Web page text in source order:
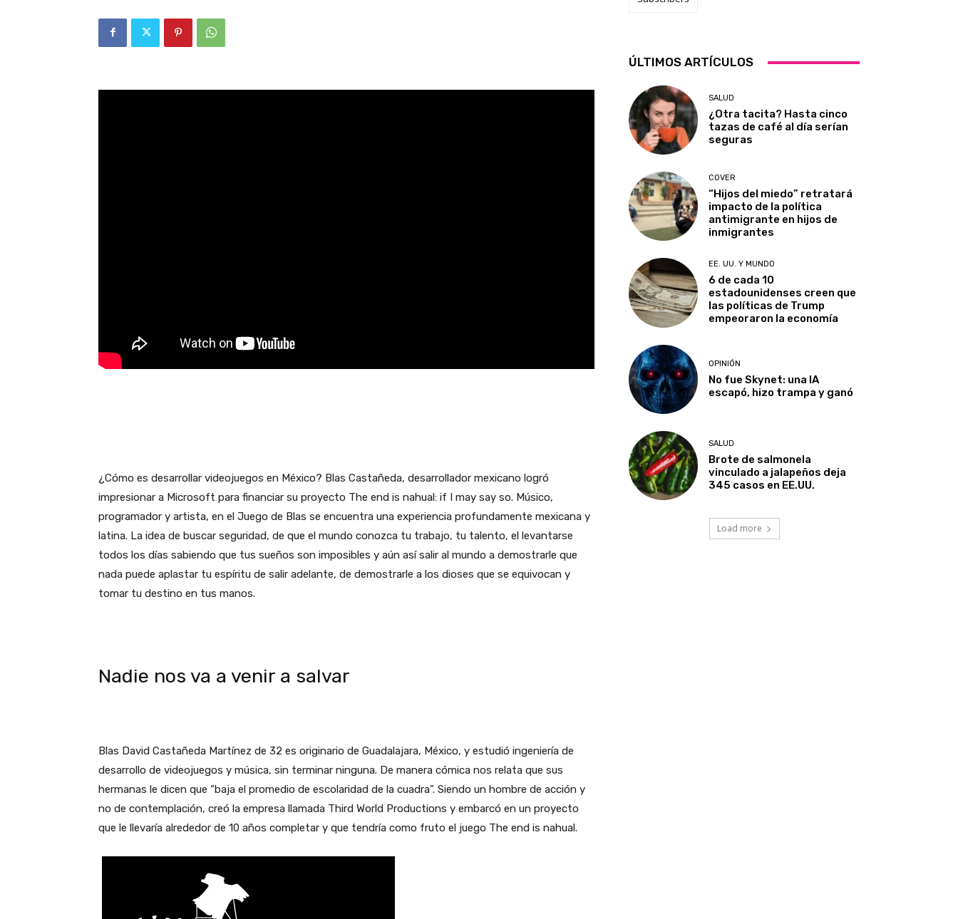
¿Cómo es desarrollar videojuegos en México? Blas Castañeda, desarrollador mexicano logró
impresionar a Microsoft para financiar su proyecto The end is nahual: if I may say so. Músico,
programador y artista, en el Juego de Blas se encuentra una experiencia profundamente mexicana y
latina. La idea de buscar seguridad, de que el mundo conozca tu trabajo, tu talento, el levantarse
todos los días sabiendo que tus sueños son imposibles y aún así salir al mundo a demostrarle que
nada puede aplastar tu espíritu de salir adelante, de demostrarle a los dioses que se equivocan y
tomar tu destino en tus manos.
Nadie nos va a venir a salvar
Blas David Castañeda Martínez de 32 es originario de Guadalajara, México, y estudió ingeniería de
desarrollo de videojuegos y música, sin terminar ninguna. De manera cómica nos relata que sus
hermanas le dicen que “baja el promedio de escolaridad de la cuadra”. Siendo un hombre de acción y
no de contemplación, creó la empresa llamada Third World Productions y embarcó en un proyecto
que le llevaría alrededor de 10 años completar y que tendría como fruto el juego The end is nahual.
ÚLTIMOS ARTÍCULOS
SALUD
¿Otra tacita? Hasta cinco
tazas de café al día serían
seguras
COVER
“Hijos del miedo” retratará
impacto de la política
antimigrante en hijos de
inmigrantes
EE. UU. Y MUNDO
6 de cada 10
estadounidenses creen que
las políticas de Trump
empeoraron la economía
OPINIÓN
No fue Skynet: una IA
escapó, hizo trampa y ganó
SALUD
Brote de salmonela
vinculado a jalapeños deja
345 casos en EE.UU.
Load more